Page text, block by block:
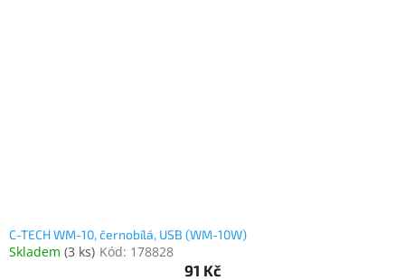
C-TECH WM-10, černobílá, USB (WM-10W)
Skladem (3 ks) Kód: 178828
91 Kč